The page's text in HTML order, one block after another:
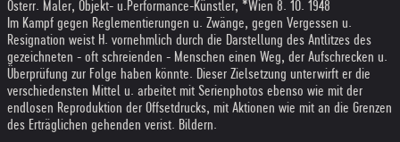
Österr. Maler, Objekt- u.Performance-Künstler, *Wien 8. 10. 1948
Im Kampf gegen Reglementierungen u. Zwänge, gegen Vergessen u.
Resignation weist H. vornehmlich durch die Darstellung des Antlitzes des
gezeichneten - oft schreienden - Menschen einen Weg, der Aufschrecken u.
Überprüfung zur Folge haben könnte. Dieser Zielsetzung unterwirft er die
verschiedensten Mittel u. arbeitet mit Serienphotos ebenso wie mit der
endlosen Reproduktion der Offsetdrucks, mit Aktionen wie mit an die Grenzen
des Erträglichen gehenden verist. Bildern.